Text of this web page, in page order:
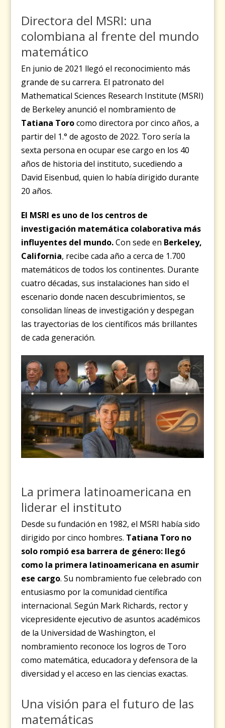
Directora del MSRI: una
colombiana al frente del mundo
matemático
En junio de 2021 llegó el reconocimiento más
grande de su carrera. El patronato del
Mathematical Sciences Research Institute (MSRI)
de Berkeley anunció el nombramiento de
Tatiana Torocomo directora por cinco años, a
partir del 1.° de agosto de 2022. Toro sería la
sexta persona en ocupar ese cargo en los 40
años de historia del instituto, sucediendo a
David Eisenbud, quien lo había dirigido durante
20 años.
El MSRI es uno de los centros de
investigación matemática colaborativa más
influyentes del mundo.Con sede en Berkeley,
California, recibe cada año a cerca de 1.700
matemáticos de todos los continentes. Durante
cuatro décadas, sus instalaciones han sido el
escenario donde nacen descubrimientos, se
consolidan líneas de investigación y despegan
las trayectorias de los científicos más brillantes
de cada generación.
La primera latinoamericana en
liderar el instituto
Desde su fundación en 1982, el MSRI había sido
dirigido por cinco hombres. Tatiana Toro no
solo rompió esa barrera de género: llegó
como la primera latinoamericana en asumir
ese cargo. Su nombramiento fue celebrado con
entusiasmo por la comunidad científica
internacional. Según Mark Richards, rector y
vicepresidente ejecutivo de asuntos académicos
de la Universidad de Washington, el
nombramiento reconoce los logros de Toro
como matemática, educadora y defensora de la
diversidad y el acceso en las ciencias exactas.
Una visión para el futuro de las
matemáticas